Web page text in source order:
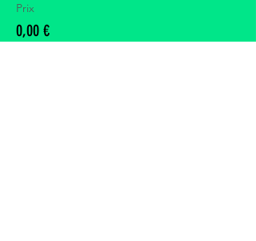
Prix
0,00 €